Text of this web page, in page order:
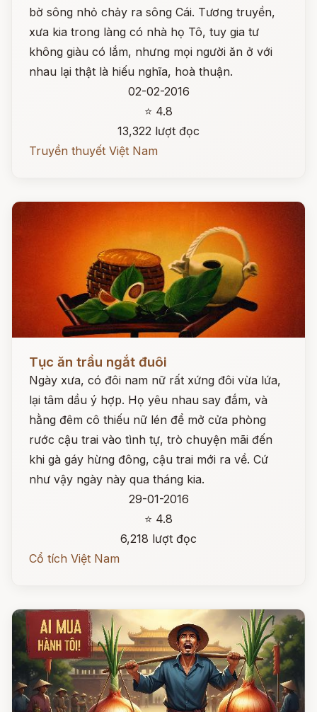
bờ sông nhỏ chảy ra sông Cái. Tương truyền,
xưa kia trong làng có nhà họ Tô, tuy gia tư
không giàu có lắm, nhưng mọi người ăn ở với
nhau lại thật là hiếu nghĩa, hoà thuận.
02-02-2016
⭐ 4.8
13,322 lượt đọc
Truyền thuyết Việt Nam
Tục ăn trầu ngắt đuôi
Ngày xưa, có đôi nam nữ rất xứng đôi vừa lứa,
lại tâm dầu ý hợp. Họ yêu nhau say đắm, và
hằng đêm cô thiếu nữ lén để mở cửa phòng
rước cậu trai vào tình tự, trò chuyện mãi đến
khi gà gáy hừng đông, cậu trai mới ra về. Cứ
như vậy ngày này qua tháng kia.
29-01-2016
⭐ 4.8
6,218 lượt đọc
Cổ tích Việt Nam